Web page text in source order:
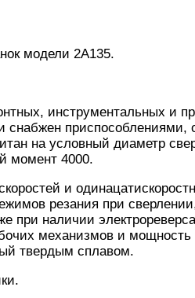
модели 2А135.
инструментальных и
приспособлениями,
на условный диаметр
момент 4000.
и
резания при
при наличии
механизмов и
твердым сплавом.